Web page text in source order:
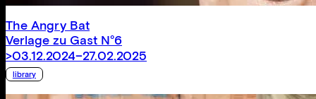
The Angry Bat
Verlage zu Gast N°6
>03.12.2024–27.02.2025
library